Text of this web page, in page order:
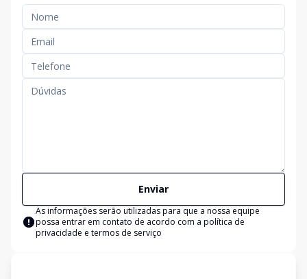
Enviar
As informações serão utilizadas para que a nossa equipe
possa entrar em contato de acordo com a política de
privacidade e termos de serviço